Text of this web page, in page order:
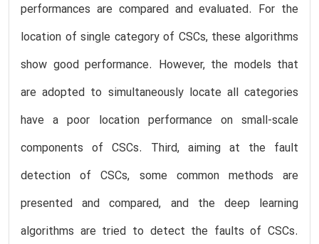
performances are compared and evaluated. For the
location of single category of CSCs, these algorithms
show good performance. However, the models that
are adopted to simultaneously locate all categories
have a poor location performance on small-scale
components of CSCs. Third, aiming at the fault
detection of CSCs, some common methods are
presented and compared, and the deep learning
algorithms are tried to detect the faults of CSCs.